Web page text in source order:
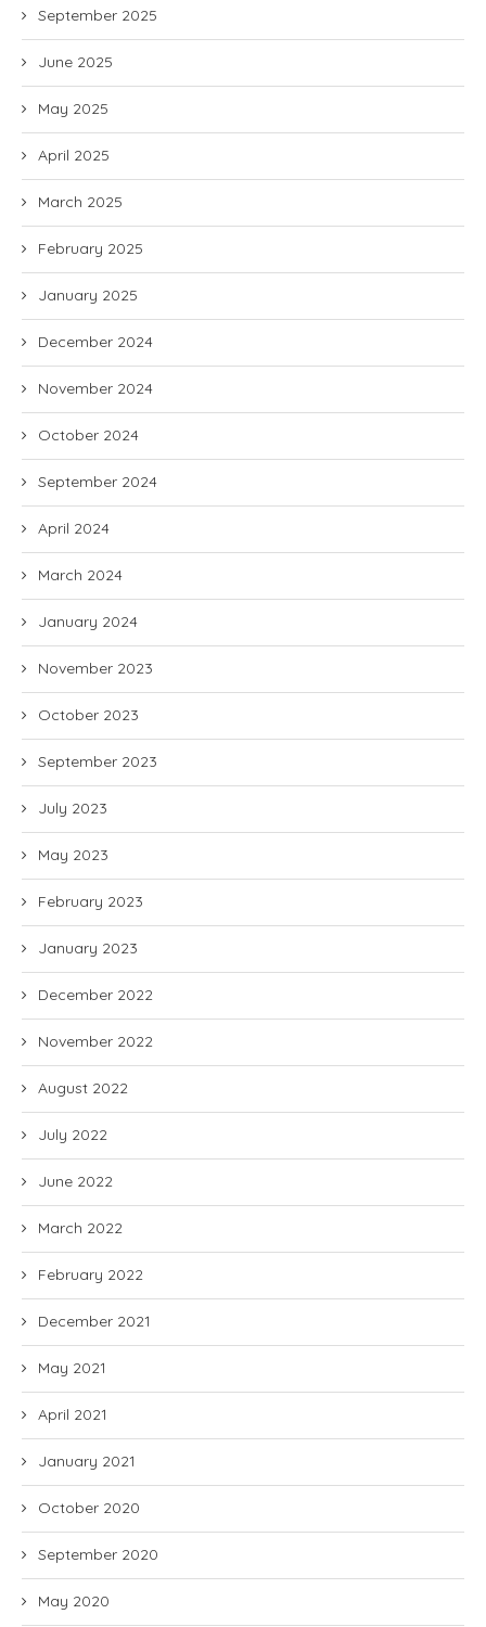
September 2025
June 2025
May 2025
April 2025
March 2025
February 2025
January 2025
December 2024
November 2024
October 2024
September 2024
April 2024
March 2024
January 2024
November 2023
October 2023
September 2023
July 2023
May 2023
February 2023
January 2023
December 2022
November 2022
August 2022
July 2022
June 2022
March 2022
February 2022
December 2021
May 2021
April 2021
January 2021
October 2020
September 2020
May 2020